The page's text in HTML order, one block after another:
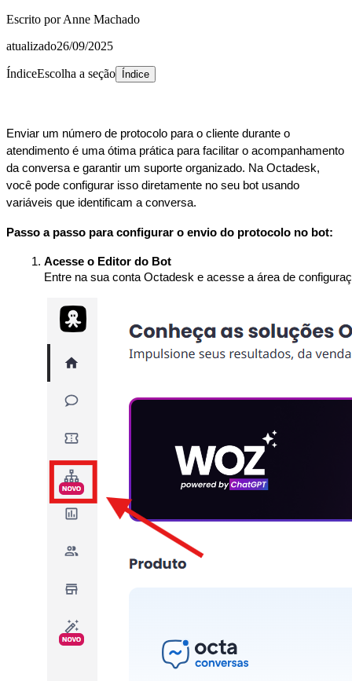
Escrito porAnne Machado
atualizado26/09/2025
ÍndiceEscolha a seção Índice
Enviar um número de protocolo para o cliente durante o
atendimento é uma ótima prática para facilitar o acompanhamento
da conversa e garantir um suporte organizado. Na Octadesk,
você pode configurar isso diretamente no seu bot usando
variáveis que identificam a conversa.
Passo a passo para configurar o envio do protocolo no bot:
Acesse o Editor do Bot
Entre na sua conta Octadesk e acesse a área de